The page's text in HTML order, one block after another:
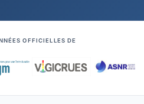
OFFICIELLES DE